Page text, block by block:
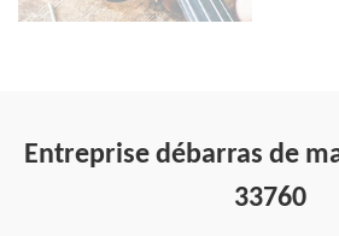
Entreprise débarras de
33760